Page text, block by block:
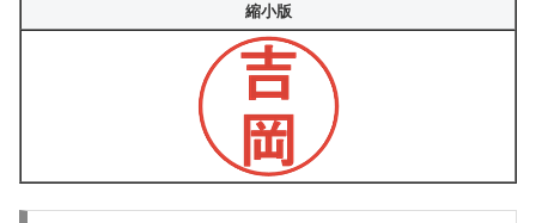
縮小版